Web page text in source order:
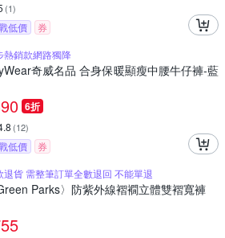
(1)
低價
券
熱銷款網路獨降
奇威名品 合身保暖顯瘦中腰牛仔褲-藍
6折
(12)
低價
券
退貨 需整筆訂單全數退回 不能單退
Green Parks〉防紫外線褶襉立體雙褶寬褲